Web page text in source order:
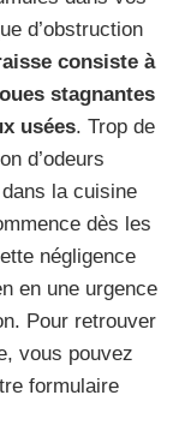
d’obstruction
consiste à
stagnantes
usées. Trop de
d’odeurs
la cuisine
dès les
négligence
en une urgence
Pour retrouver
vous pouvez
formulaire